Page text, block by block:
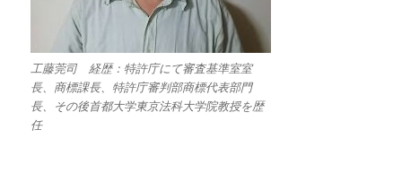
工藤莞司 経歴：特許庁にて審査基準室室
長、商標課長、特許庁審判部商標代表部門
長、その後首都大学東京法科大学院教授を歴
任